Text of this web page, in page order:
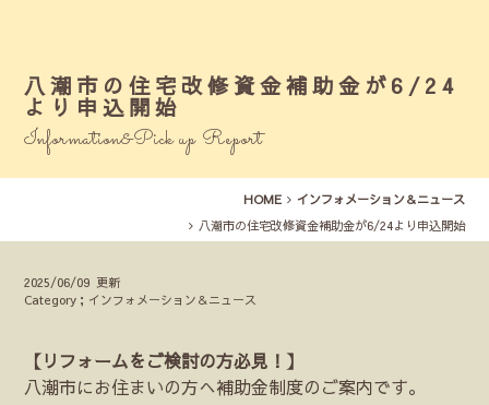
八潮市の住宅改修資金補助金が6/24
より申込開始
Information&Pick up Report
HOME
インフォメーション＆ニュース
八潮市の住宅改修資金補助金が6/24より申込開始
2025/06/09 更新
Category；インフォメーション＆ニュース
【リフォームをご検討の方必見！】
八潮市にお住まいの方へ補助金制度のご案内です。